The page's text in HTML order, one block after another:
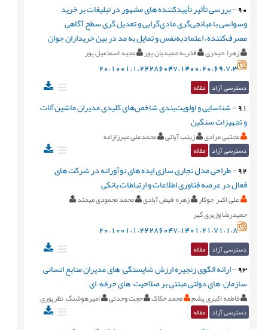
90
-بررسی تأثیر تأییدکننده های مشهور در تبلیغات بر خرید
وسواسی با میانجی‌گری مادی‌گرایی و تعدیل گری سطح آگاهی
مصرف‌کننده، اعتمادبه‌نفس و تمایل به مد در بین خریداران جوان
زهرا حیدری فخریه حمیدیان پور مجید اسماعیل پور
20.1001.1.22286047.1400.20.69.7.3
دسترسی آزاد مقاله
91
-شناسایی و اولویت‌بندی شاخص‌های کلیدی مدیران ماشین‌آلات
و تجهیزات سنگین
مجتبی مرادی زینب آیاتی محمدعلی میرزازاده
دسترسی آزاد مقاله
92
-طراحی مدل تجاری سازی ایده های نوآورانه در شرکت های
فعال در عرصه فناوری اطلاعات و ارتباطات بانکی
علی اکبر جوکار زهره فیض آبادی
محمد محمودی میمند
حمیدرضا وزیری گهر
20.1001.1.22286047.1401.21.71.1.8
دسترسی آزاد مقاله
93
-ارائه الگوی زنجیره ارزش شایستگی¬های مدیران منابع انسانی
سازمان¬های دولتی مبتنی بر صلاحیت¬های حرفه¬ای
فاطمه اکبری پشم محمد حکاک حجت وحدتی امیرهوشنگ نظرپوری
دسترسی آزاد مقاله